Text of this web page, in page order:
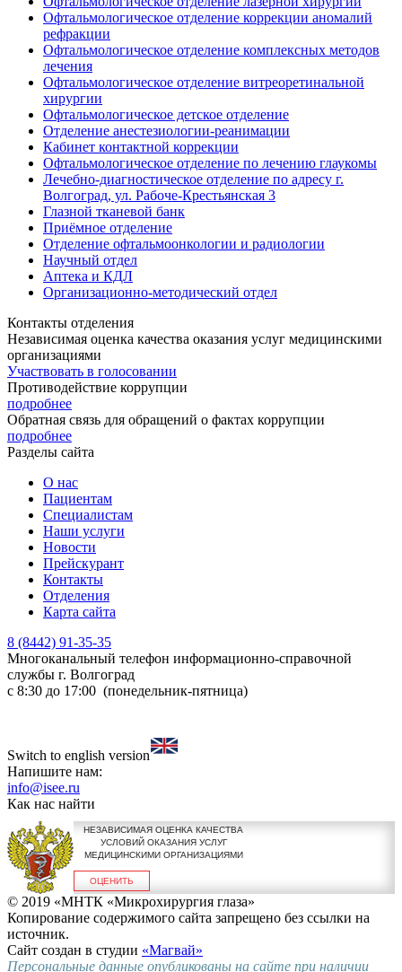
Офтальмологическое отделение коррекции аномалий
рефракции
Офтальмологическое отделение комплексных методов
лечения
Офтальмологическое отделение витреоретинальной
хирургии
Офтальмологическое детское отделение
Отделение анестезиологии-реанимации
Кабинет контактной коррекции
Офтальмологическое отделение по лечению глаукомы
Лечебно-диагностическое отделение по адресу г.
Волгоград, ул. Рабоче-Крестьянская 3
Глазной тканевой банк
Приёмное отделение
Отделение офтальмоонкологии и радиологии
Научный отдел
Аптека и КДЛ
Организационно-методический отдел
Контакты отделения
Независимая оценка качества оказания услуг медицинскими
организациями
Участвовать в голосовании
Противодействие коррупции
подробнее
Обратная связь для обращений о фактах коррупции
подробнее
Разделы сайта
О нас
Пациентам
Специалистам
Наши услуги
Новости
Прейскурант
Контакты
Отделения
Карта сайта
8 (8442) 91-35-35
Многоканальный телефон информационно-справочной
службы г. Волгоград
с 8:30 до 17:00 (понедельник-пятница)
Switch to english version
Напишите нам:
info@isee.ru
Как нас найти
НЕЗАВИСИМАЯ ОЦЕНКА КАЧЕСТВА
УСЛОВИЙ ОКАЗАНИЯ УСЛУГ
МЕДИЦИНСКИМИ ОРГАНИЗАЦИЯМИ
ОЦЕНИТЬ
© 2019 «МНТК «Микрохирургия глаза»
Копирование содержимого сайта запрещено без ссылки на
источник.
Сайт создан в студии «Магвай»
Персональные данные опубликованы на сайте при наличии